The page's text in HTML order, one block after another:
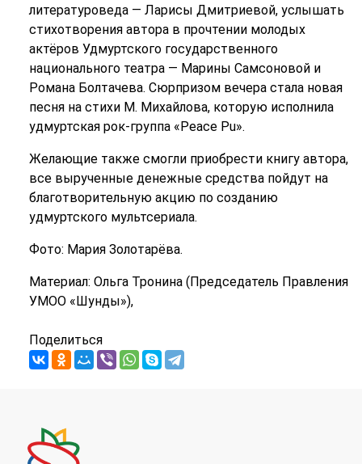
литературоведа — Ларисы Дмитриевой, услышать
стихотворения автора в прочтении молодых
актёров Удмуртского государственного
национального театра — Марины Самсоновой и
Романа Болтачева. Сюрпризом вечера стала новая
песня на стихи М. Михайлова, которую исполнила
удмуртская рок-группа «Peace Pu».
Желающие также смогли приобрести книгу автора,
все вырученные денежные средства пойдут на
благотворительную акцию по созданию
удмуртского мультсериала.
Фото: Мария Золотарёва.
Материал: Ольга Тронина (Председатель Правления
УМОО «Шунды»),
Поделиться